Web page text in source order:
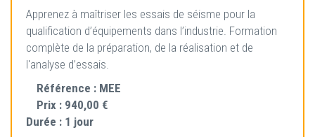
Apprenez à maîtriser les essais de séisme pour la
qualification d’équipements dans l’industrie. Formation
complète de la préparation, de la réalisation et de
l'analyse d’essais.
Référence : MEE
Prix : 940,00 €
Durée : 1 jour